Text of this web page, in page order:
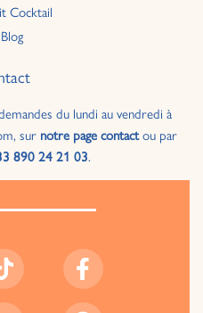
Cocktail
du lundi au vendredi à
sur notre page contactou par
890 24 21 03.